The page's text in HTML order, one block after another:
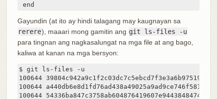
end
Gayundin (at ito ay hindi talagang may kaugnayan sa
rerere), maaari mong gamitin ang git ls-files -u
para tingnan ang nagkasalungat na mga file at ang bago,
kaliwa at kanan na mga bersyon:
$ git ls-files -u
100644 39804c942a9c1f2c03dc7c5ebcd7f3e3a6b97519 1	hello.rb
100644 a440db6e8d1fd76ad438a49025a9ad9ce746f581 2	hello.rb